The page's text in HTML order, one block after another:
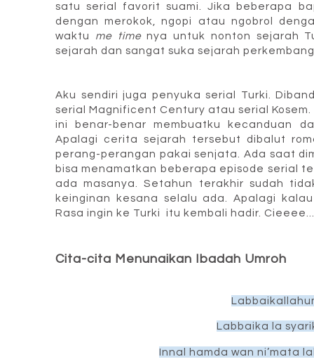
satu serial favorit suami. Jika beberapa
dengan merokok, ngopi atau ngobrol
waktu me timenya untuk nonton sejarah
sejarah dan sangat suka sejarah
Aku sendiri juga penyuka serial Turki.
serial Magnificent Century atau serial
ini benar-benar membuatku kecanduan
Apalagi cerita sejarah tersebut dibalut
perang-perangan pakai senjata. Ada saat
bisa menamatkan beberapa episode serial
ada masanya. Setahun terakhir sudah
keinginan kesana selalu ada. Apalagi
Rasa ingin ke Turki itu kembali hadir. Cieeee...
Cita-cita Menunaikan Ibadah Umroh
Labbaika la
Innal hamda wan ni’mata